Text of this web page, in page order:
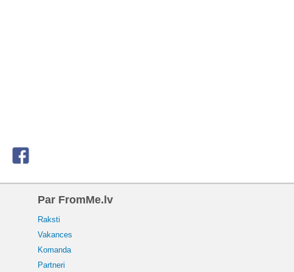
Par FromMe.lv
Raksti
Vakances
Komanda
Partneri